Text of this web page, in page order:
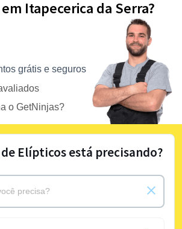
Itapecerica da Serra?
grátis e seguros
o GetNinjas?
Elípticos está precisando?